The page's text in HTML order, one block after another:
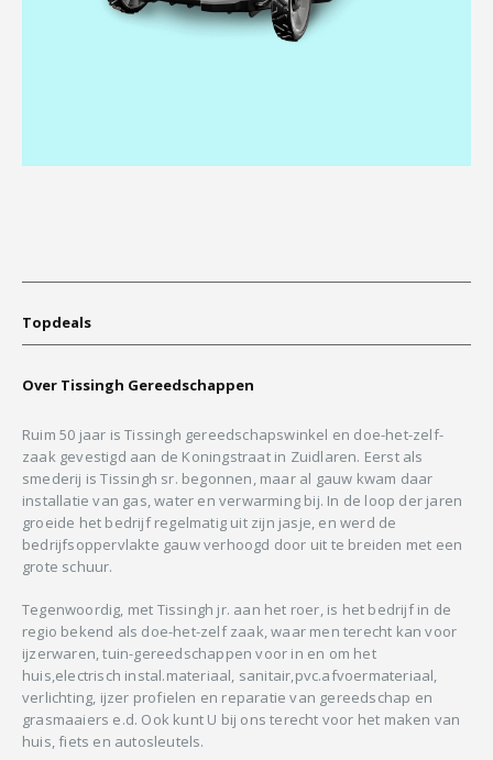
Topdeals
Over Tissingh Gereedschappen
Ruim 50 jaar is Tissingh gereedschapswinkel en doe-het-zelf-
zaak gevestigd aan de Koningstraat in Zuidlaren. Eerst als
smederij is Tissingh sr. begonnen, maar al gauw kwam daar
installatie van gas, water en verwarming bij. In de loop der jaren
groeide het bedrijf regelmatig uit zijn jasje, en werd de
bedrijfsoppervlakte gauw verhoogd door uit te breiden met een
grote schuur.
Tegenwoordig, met Tissingh jr. aan het roer, is het bedrijf in de
regio bekend als doe-het-zelf zaak, waar men terecht kan voor
ijzerwaren, tuin-gereedschappen voor in en om het
huis,electrisch instal.materiaal, sanitair,pvc.afvoermateriaal,
verlichting, ijzer profielen en reparatie van gereedschap en
grasmaaiers e.d. Ook kunt U bij ons terecht voor het maken van
huis, fiets en autosleutels.